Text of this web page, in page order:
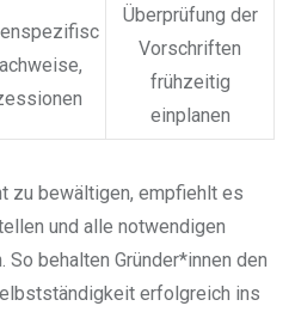
Überprüfung der
Vorschriften
frühzeitig
einplanen
zu bewältigen, empfiehlt es
und alle notwendigen
behalten Gründer*innen den
erfolgreich ins